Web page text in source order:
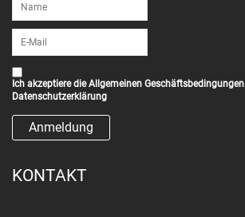
Ich akzeptiere dieAllgemeinen Geschäftsbedingungen
Datenschutzerklärung
KONTAKT